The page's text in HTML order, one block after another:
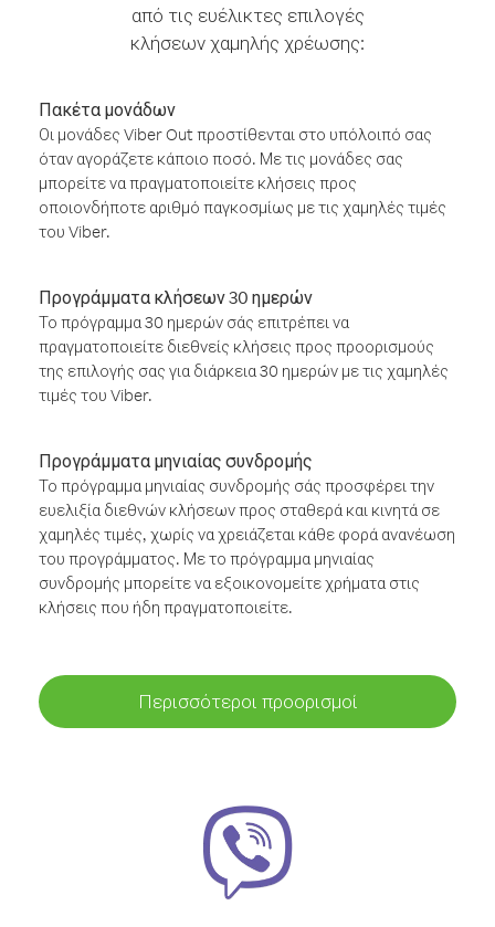
από τις ευέλικτες επιλογές
κλήσεων χαμηλής χρέωσης:
Πακέτα μονάδων
Οι μονάδες Viber Out προστίθενται στο υπόλοιπό σας
όταν αγοράζετε κάποιο ποσό. Με τις μονάδες σας
μπορείτε να πραγματοποιείτε κλήσεις προς
οποιονδήποτε αριθμό παγκοσμίως με τις χαμηλές τιμές
του Viber.
Προγράμματα κλήσεων 30 ημερών
Το πρόγραμμα 30 ημερών σάς επιτρέπει να
πραγματοποιείτε διεθνείς κλήσεις προς προορισμούς
της επιλογής σας για διάρκεια 30 ημερών με τις χαμηλές
τιμές του Viber.
Προγράμματα μηνιαίας συνδρομής
Το πρόγραμμα μηνιαίας συνδρομής σάς προσφέρει την
ευελιξία διεθνών κλήσεων προς σταθερά και κινητά σε
χαμηλές τιμές, χωρίς να χρειάζεται κάθε φορά ανανέωση
του προγράμματος. Με το πρόγραμμα μηνιαίας
συνδρομής μπορείτε να εξοικονομείτε χρήματα στις
κλήσεις που ήδη πραγματοποιείτε.
Περισσότεροι προορισμοί